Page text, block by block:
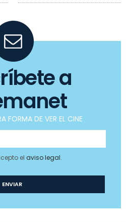
a
FORMA DE VER EL CINE
el aviso legal.